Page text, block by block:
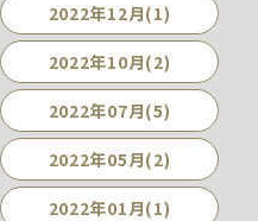
2022年12月(1)
2022年10月(2)
2022年07月(5)
2022年05月(2)
2022年01月(1)